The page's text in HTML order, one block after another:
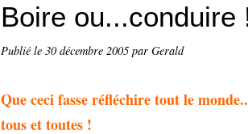
Boire ou...conduire
Publié le 30 décembre 2005 par Gerald
Que ceci fasse réfléchire tout le
tous et toutes !